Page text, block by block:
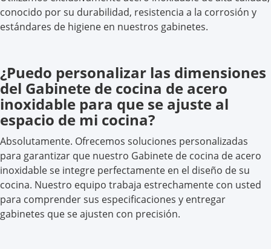
conocido por su durabilidad, resistencia a la corrosión y
estándares de higiene en nuestros gabinetes.
¿Puedo personalizar las dimensiones
del Gabinete de cocina de acero
inoxidable para que se ajuste al
espacio de mi cocina?
Absolutamente. Ofrecemos soluciones personalizadas
para garantizar que nuestro Gabinete de cocina de acero
inoxidable se integre perfectamente en el diseño de su
cocina. Nuestro equipo trabaja estrechamente con usted
para comprender sus especificaciones y entregar
gabinetes que se ajusten con precisión.